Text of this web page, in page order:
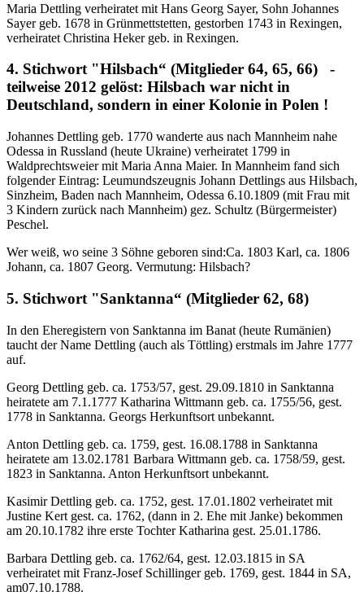
Maria Dettling verheiratet mit Hans Georg Sayer, Sohn Johannes
Sayer geb. 1678 in Grünmettstetten, gestorben 1743 in Rexingen,
verheiratet Christina Heker geb. in Rexingen.
4. Stichwort "Hilsbach“ (Mitglieder 64, 65, 66) -
teilweise 2012 gelöst: Hilsbach war nicht in
Deutschland, sondern in einer Kolonie in Polen !
Johannes Dettling geb. 1770 wanderte aus nach Mannheim nahe
Odessa in Russland (heute Ukraine) verheiratet 1799 in
Waldprechtsweier mit Maria Anna Maier. In Mannheim fand sich
folgender Eintrag: Leumundszeugnis Johann Dettlings aus Hilsbach,
Sinzheim, Baden nach Mannheim, Odessa 6.10.1809 (mit Frau mit
3 Kindern zurück nach Mannheim) gez. Schultz (Bürgermeister)
Peschel.
Wer weiß, wo seine 3 Söhne geboren sind:Ca. 1803 Karl, ca. 1806
Johann, ca. 1807 Georg. Vermutung: Hilsbach?
5. Stichwort "Sanktanna“ (Mitglieder 62, 68)
In den Eheregistern von Sanktanna im Banat (heute Rumänien)
taucht der Name Dettling (auch als Töttling) erstmals im Jahre 1777
auf.
Georg Dettling geb. ca. 1753/57, gest. 29.09.1810 in Sanktanna
heiratete am 7.1.1777 Katharina Wittmann geb. ca. 1755/56, gest.
1778 in Sanktanna. Georgs Herkunftsort unbekannt.
Anton Dettling geb. ca. 1759, gest. 16.08.1788 in Sanktanna
heiratete am 13.02.1781 Barbara Wittmann geb. ca. 1758/59, gest.
1823 in Sanktanna. Anton Herkunftsort unbekannt.
Kasimir Dettling geb. ca. 1752, gest. 17.01.1802 verheiratet mit
Justine Kert gest. ca. 1762, (dann in 2. Ehe mit Janke) bekommen
am 20.10.1782 ihre erste Tochter Katharina gest. 25.01.1786.
Barbara Dettling geb. ca. 1762/64, gest. 12.03.1815 in SA
verheiratet mit Franz-Josef Schillinger geb. 1769, gest. 1844 in SA,
am07.10.1788.